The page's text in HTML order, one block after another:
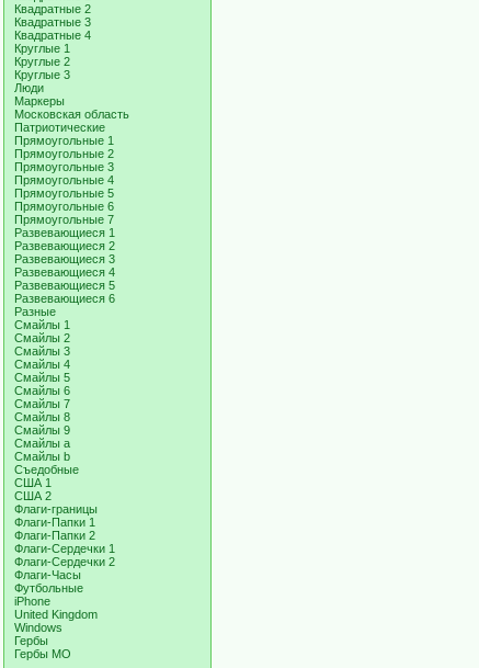
Квадратные 2
Квадратные 3
Квадратные 4
Круглые 1
Круглые 2
Круглые 3
Люди
Маркеры
Московская область
Патриотические
Прямоугольные 1
Прямоугольные 2
Прямоугольные 3
Прямоугольные 4
Прямоугольные 5
Прямоугольные 6
Прямоугольные 7
Развевающиеся 1
Развевающиеся 2
Развевающиеся 3
Развевающиеся 4
Развевающиеся 5
Развевающиеся 6
Разные
Смайлы 1
Смайлы 2
Смайлы 3
Смайлы 4
Смайлы 5
Смайлы 6
Смайлы 7
Смайлы 8
Смайлы 9
Смайлы a
Смайлы b
Съедобные
США 1
США 2
Флаги-границы
Флаги-Папки 1
Флаги-Папки 2
Флаги-Сердечки 1
Флаги-Сердечки 2
Флаги-Часы
Футбольные
iPhone
United Kingdom
Windows
Гербы
Гербы МО